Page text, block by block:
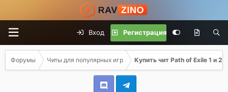
Вход Регистрация
Форумы Читы для популярных игр Купить чит Path of Exile 1 и 2